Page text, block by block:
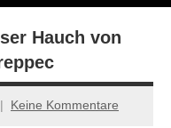
Hauch von
Keine Kommentare